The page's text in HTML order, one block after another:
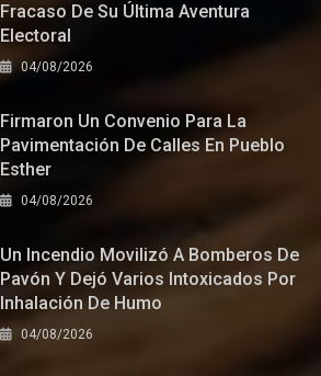
Fracaso De Su Última Aventura
Electoral
04/08/2026
Firmaron Un Convenio Para La
Pavimentación De Calles En Pueblo
Esther
04/08/2026
Un Incendio Movilizó A Bomberos De
Pavón Y Dejó Varios Intoxicados Por
Inhalación De Humo
04/08/2026